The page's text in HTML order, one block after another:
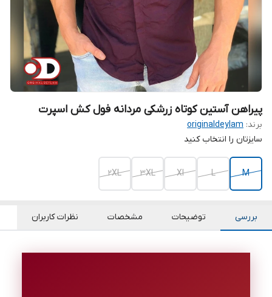
پیراهن آستین کوتاه زرشکی مردانه فول کش اسپرت
برند: originaldeylam
سایزتان را انتخاب کنید
M
L
Xl
3XL
2XL
بررسی توضیحات مشخصات نظرات کاربران